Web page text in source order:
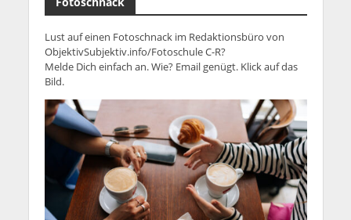
Lust auf einen Fotoschnack im Redaktionsbüro von
ObjektivSubjektiv.info/Fotoschule C-R?
Melde Dich einfach an. Wie? Email genügt. Klick auf das
Bild.